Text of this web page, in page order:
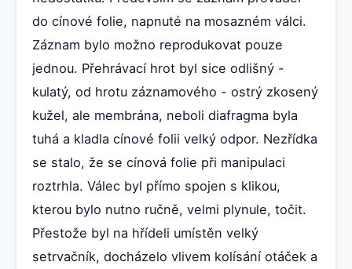
do cínové folie, napnuté na mosazném válci.
Záznam bylo možno reprodukovat pouze
jednou. Přehrávací hrot byl sice odlišný -
kulatý, od hrotu záznamového - ostrý zkosený
kužel, ale membrána, neboli diafragma byla
tuhá a kladla cínové folii velký odpor. Nezřídka
se stalo, že se cínová folie při manipulaci
roztrhla. Válec byl přímo spojen s klikou,
kterou bylo nutno ručně, velmi plynule, točit.
Přestože byl na hřídeli umístěn velký
setrvačník, docházelo vlivem kolísání otáček a